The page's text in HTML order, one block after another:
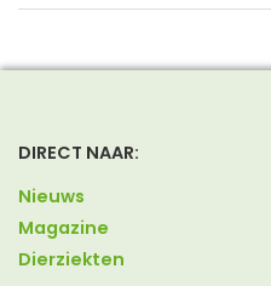
DIRECT NAAR:
Nieuws
Magazine
Dierziekten